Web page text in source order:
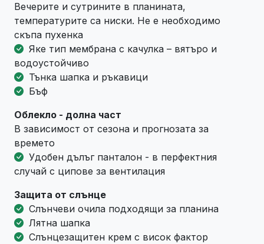
Вечерите и сутрините в планината,
температурите са ниски. Не е необходимо
скъпа пухенка
Яке тип мембрана с качулка – вятъро и
водоустойчиво
Тънка шапка и ръкавици
Бъф
Облекло - долна част
В зависимост от сезона и прогнозата за
времето
Удобен дълъг панталон - в перфектния
случай с ципове за вентилация
Защита от слънце
Слънчеви очила подходящи за планина
Лятна шапка
Слънцезащитен крем с висок фактор